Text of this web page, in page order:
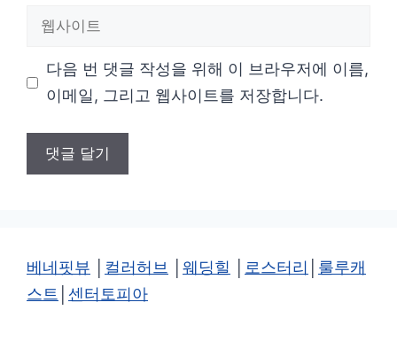
다음 번 댓글 작성을 위해 이 브라우저에 이름,
이메일, 그리고 웹사이트를 저장합니다.
베네핏뷰 컬러허브 웨딩힐 로스터리
룰루캐
스트 센터토피아